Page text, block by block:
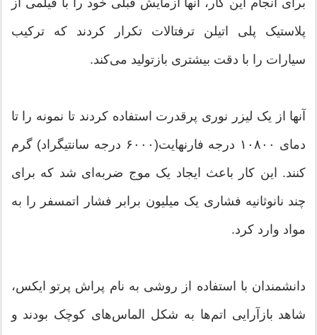
برای انجام این کار، آنها آزمایش قبلی خود را با فیلمی از
پلاستیک پلی اتیلن ترفتالات تکرار کردند که ترکیب
سیارات را با دقت بیشتری بازتولید می‌کند.
آنها از یک لیزر نوری پرقدرت استفاده کردند تا نمونه را تا
دمای ۱۰۸۰۰ درجه فارنهایت(۶۰۰۰ درجه سانتیگراد) گرم
کنند. این کار باعث ایجاد یک موج ضربه‌ای شد که برای
چند نانوثانیه فشاری یک میلیون برابر فشار اتمسفر را به
مواد وارد کرد.
دانشمندان با استفاده از روشی به نام پراش پرتو ایکس،
شاهد بازآرایی اتم‌ها به شکل الماس‌های کوچک بودند و